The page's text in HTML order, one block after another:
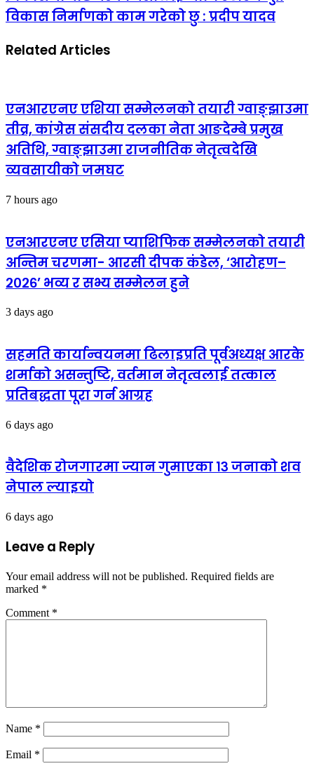
विकास निर्माणको काम गरेको छु : प्रदीप यादव
Related Articles
एनआरएनए एशिया सम्मेलनको तयारी ग्वाङ्झाउमा
तीव्र, कांग्रेस संसदीय दलका नेता आङदेम्बे प्रमुख
अतिथि, ग्वाङ्झाउमा राजनीतिक नेतृत्वदेखि
व्यवसायीको जमघट
7 hours ago
एनआरएनए एसिया प्याशिफिक सम्मेलनको तयारी
अन्तिम चरणमा- आरसी दीपक कंडेल, ‘आरोहण–
२०२६’ भव्य र सभ्य सम्मेलन हुने
3 days ago
सहमति कार्यान्वयनमा ढिलाइप्रति पूर्वअध्यक्ष आरके
शर्माको असन्तुष्टि, वर्तमान नेतृत्वलाई तत्काल
प्रतिबद्धता पूरा गर्न आग्रह
6 days ago
वैदेशिक रोजगारमा ज्यान गुमाएका १३ जनाको शव
नेपाल ल्याइयो
6 days ago
Leave a Reply
Your email address will not be published. Required fields are
marked *
Comment *
Name *
Email *